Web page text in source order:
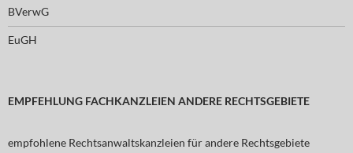
BVerwG
EuGH
EMPFEHLUNG FACHKANZLEIEN ANDERE RECHTSGEBIETE
empfohlene Rechtsanwaltskanzleien für andere Rechtsgebiete